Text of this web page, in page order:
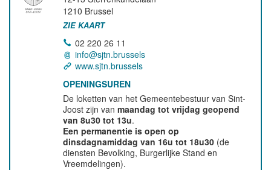
1210 Brussel
ZIE KAART
02 220 26 11
info@sjtn.brussels
www.sjtn.brussels
OPENINGSUREN
De loketten van het Gemeentebestuur van Sint-
Joost zijn vanmaandag tot vrijdag geopend
van 8u30 tot 13u.
Een permanentie is open op
dinsdagnamiddag van 16u tot 18u30 (de
diensten Bevolking, Burgerlijke Stand en
Vreemdelingen).